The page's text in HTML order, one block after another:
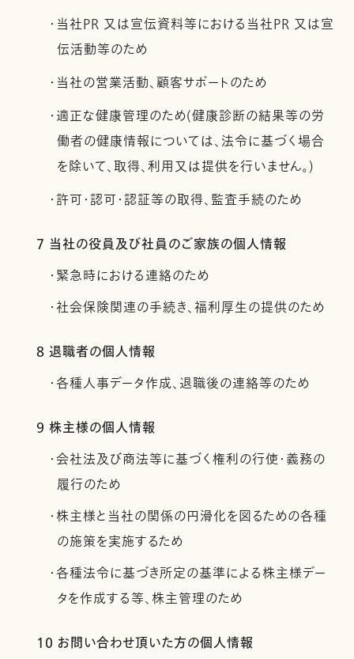
・当社PR 又は宣伝資料等における当社PR 又は宣
伝活動等のため
・当社の営業活動、顧客サポートのため
・適正な健康管理のため(健康診断の結果等の労
働者の健康情報については、法令に基づく場合
を除いて、取得、利用又は提供を行いません。)
・許可・認可・認証等の取得、監査手続のため
7 当社の役員及び社員のご家族の個人情報
・緊急時における連絡のため
・社会保険関連の手続き、福利厚生の提供のため
8 退職者の個人情報
・各種人事データ作成、退職後の連絡等のため
9 株主様の個人情報
・会社法及び商法等に基づく権利の行使・義務の
履行のため
・株主様と当社の関係の円滑化を図るための各種
の施策を実施するため
・各種法令に基づき所定の基準による株主様デー
タを作成する等、株主管理のため
10 お問い合わせ頂いた方の個人情報